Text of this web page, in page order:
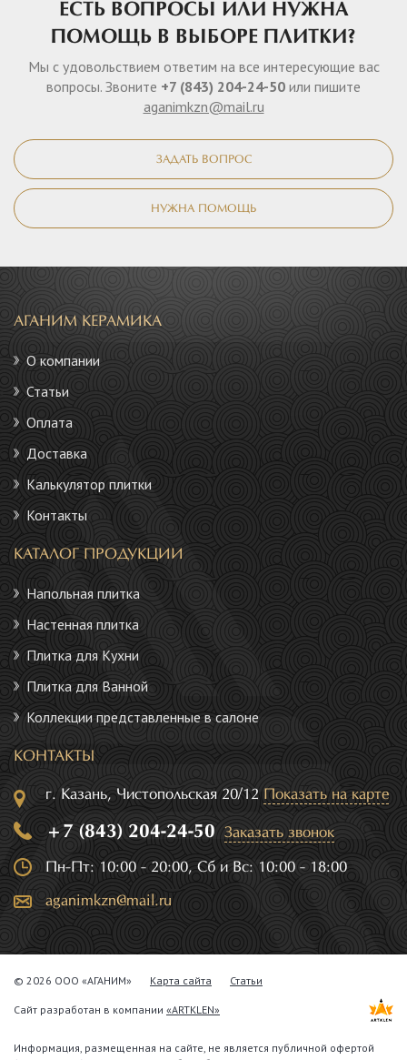
ЕСТЬ ВОПРОСЫ ИЛИ НУЖНА
ПОМОЩЬ В ВЫБОРЕ ПЛИТКИ?
Мы с удовольствием ответим на все интересующие вас
вопросы. Звоните +7 (843) 204-24-50 или пишите
aganimkzn@mail.ru
ЗАДАТЬ ВОПРОС
НУЖНА ПОМОЩЬ
АГАНИМ КЕРАМИКА
О компании
Статьи
Оплата
Доставка
Калькулятор плитки
Контакты
КАТАЛОГ ПРОДУКЦИИ
Напольная плитка
Настенная плитка
Плитка для Кухни
Плитка для Ванной
Коллекции представленные в салоне
КОНТАКТЫ
г. Казань, Чистопольская 20/12 Показать на карте
+7 (843) 204-24-50 Заказать звонок
Пн-Пт: 10:00 - 20:00, Сб и Вс: 10:00 - 18:00
aganimkzn@mail.ru
© 2026 ООО «АГАНИМ» Карта сайта Статьи
Сайт разработан в компании «ARTKLEN»
Информация, размещенная на сайте, не является публичной офертой